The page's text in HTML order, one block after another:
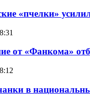
«пчелки»
от «Фанкома»
в